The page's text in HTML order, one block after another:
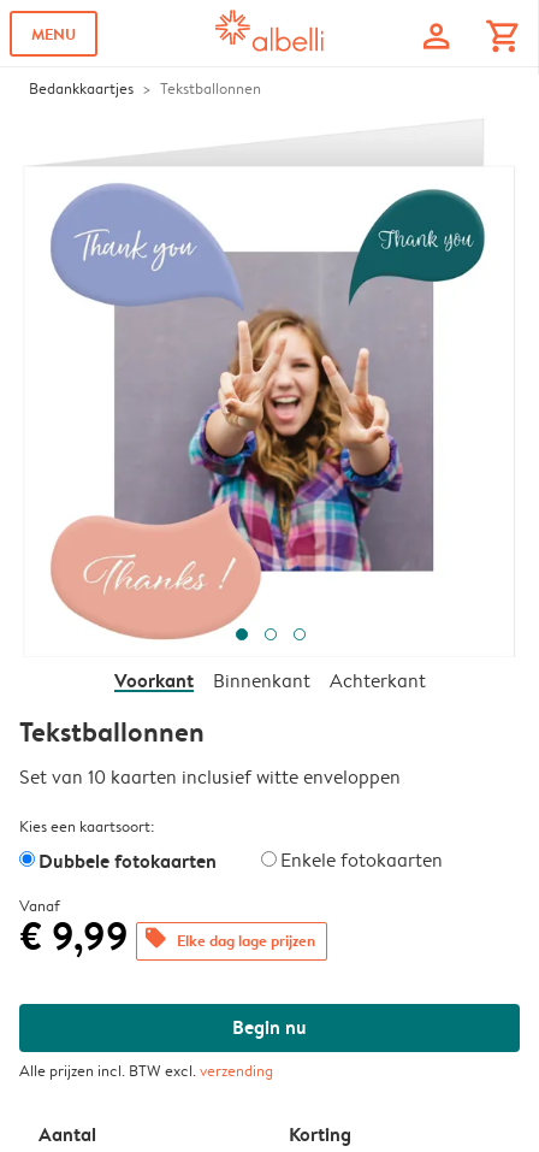
MENU profile shopping_cart
Bedankkaartjes Tekstballonnen
Voorkant Binnenkant Achterkant
Tekstballonnen
Set van 10 kaarten inclusief witte enveloppen
Kies een kaartsoort:
Dubbele fotokaarten Enkele fotokaarten
Vanaf
€ 9,99 offers Elke dag lage prijzen
Begin nu
Alle prijzen incl. BTW excl.verzending
Aantal Korting